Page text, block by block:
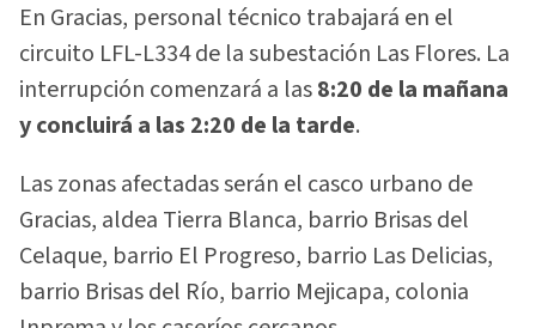
En Gracias, personal técnico trabajará en el
circuito LFL-L334 de la subestación Las Flores. La
interrupción comenzará a las8:20 de la mañana
y concluirá a las 2:20 de la tarde.
Las zonas afectadas serán el casco urbano de
Gracias, aldea Tierra Blanca, barrio Brisas del
Celaque, barrio El Progreso, barrio Las Delicias,
barrio Brisas del Río, barrio Mejicapa, colonia